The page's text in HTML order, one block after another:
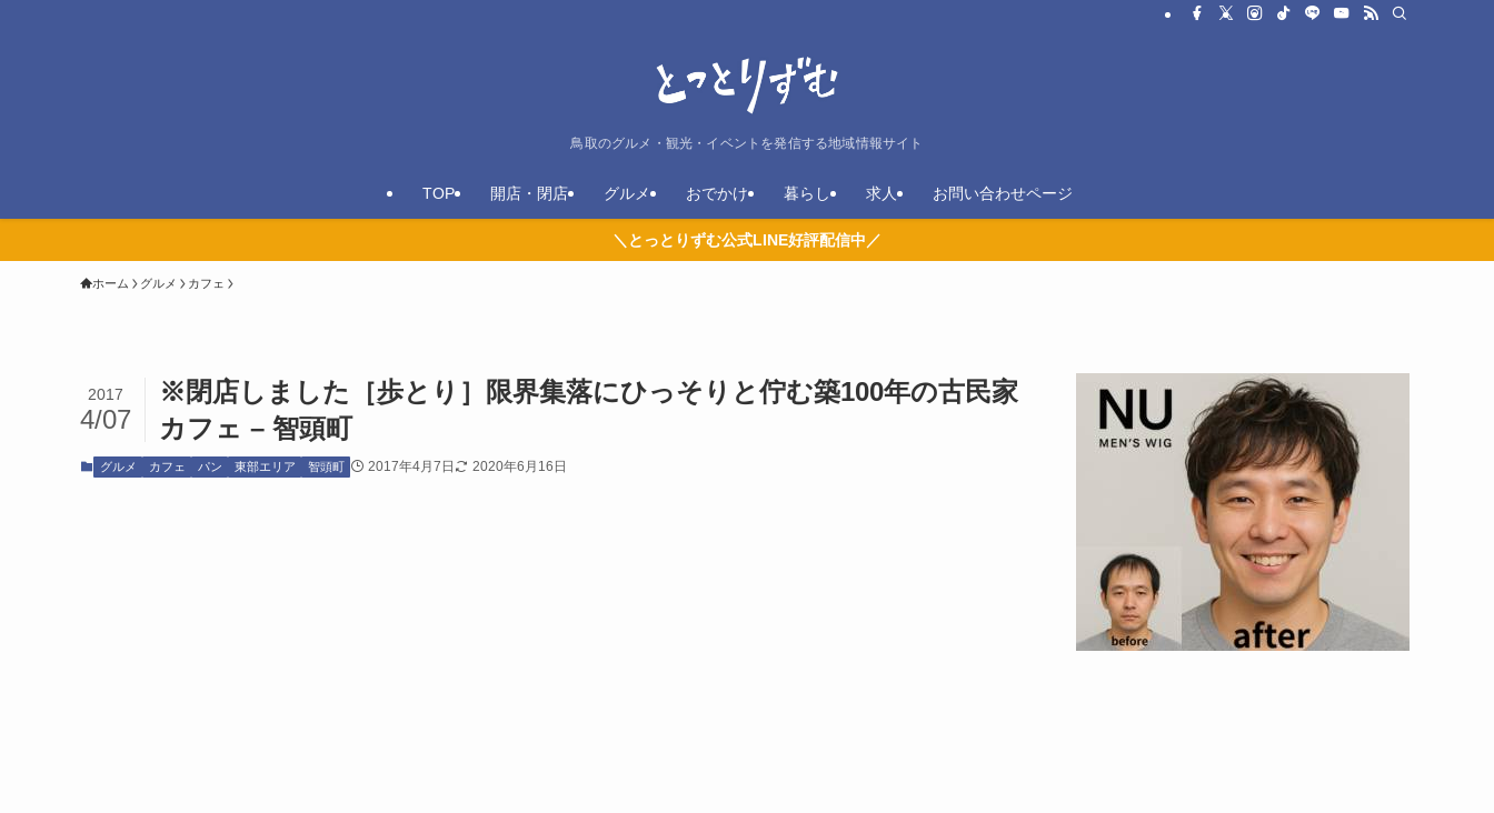
鳥取のグルメ・観光・イベントを発信する地域情報サイト
TOP 開店・閉店 グルメ おでかけ 暮らし 求人 お問い合わせページ
＼とっとりずむ公式LINE好評配信中／
ホーム グルメ カフェ
※閉店しました［歩とり］限界集落にひっそりと佇む築100年の古民家
カフェ – 智頭町
2017
4/07
グルメ カフェ パン 東部エリア 智頭町 2017年4月7日 2020年6月16日